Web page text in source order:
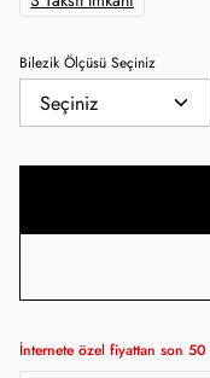
Bilezik Ölçüsü Seçiniz
İnternete özel fiyattan son 50